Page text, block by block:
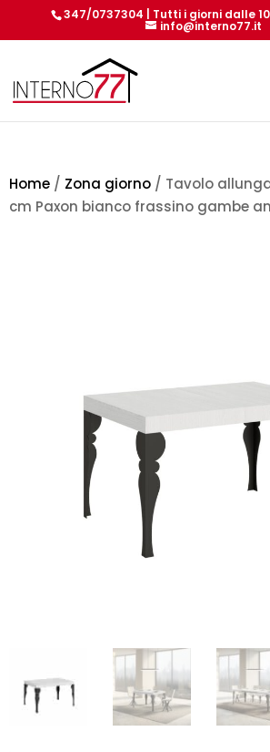
347/0737304 | Tutti i giorni dalle
info@interno77.it
Home / Zona giorno / Tavolo
cm Paxon bianco frassino gambe